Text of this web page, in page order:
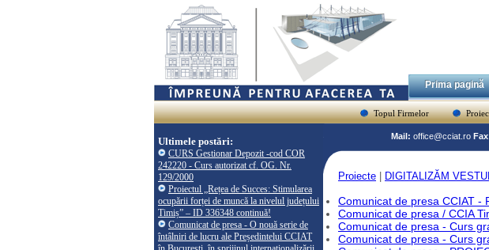
Prima pagină
Topul Firmelor
Ultimele postări:
CURS Gestionar Depozit -cod COR
242220 - Curs autorizat cf. OG. Nr.
129/2000
Proiectul „Rețea de Succes: Stimularea
ocupării forței de muncă la nivelul județului
Timiș” – ID 336348 continuă!
Comunicat de presa - O nouă serie de
întâlniri de lucru ale Președintelui CCIAT
Mail: office@cciat.ro
Proiecte DIGITALIZĂM
Comunicat de presa CCIAT -
Comunicat de presa / CCIA
Comunicat de presa - Curs
Comunicat de presa - Curs